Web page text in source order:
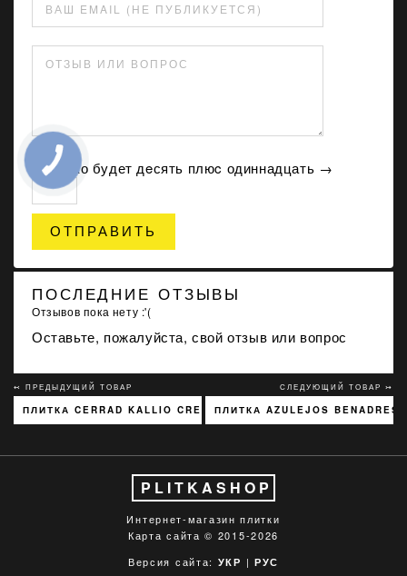
ВАШ EMAIL (НЕ ПУБЛИКУЕТСЯ)
ОТЗЫВ ИЛИ ВОПРОС
Сколько будет дeсять плюc одиннадцать →
ОТПРАВИТЬ
ПОСЛЕДНИЕ ОТЗЫВЫ
Отзывов пока нету :'(
Оставьте, пожалуйста, свой отзыв или вопрос
↢ ПРЕДЫДУЩИЙ ТОВАР
ПЛИТКА CERRAD KALLIO CREAM 3768 15X45
СЛЕДУЮЩИЙ ТОВАР ↣
ПЛИТКА AZULEJOS
PLITKASHOP
Интернет-магазин плитки
Карта сайта © 2015-2026
Версия сайта: УКР | РУС